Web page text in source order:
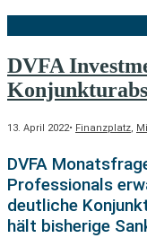
DVFA
13. April 2022• Finanzplatz,
DVFA
Professionals
deutliche
hält bisherige